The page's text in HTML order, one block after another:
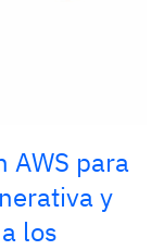
AWS para
y
los